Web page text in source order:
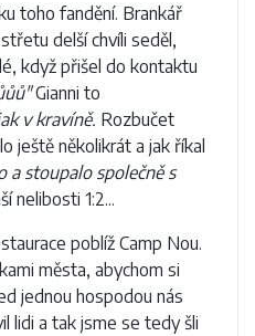
toho fandění. Brankář
delší chvíli seděl,
když přišel do kontaktu
Gianni to
v kravíně. Rozbučet
ještě několikrát a jak říkal
a stoupalo společně s
nelibosti 1:2...
poblíž Camp Nou.
města, abychom si
jednou hospodou nás
lidi a tak jsme se tedy šli